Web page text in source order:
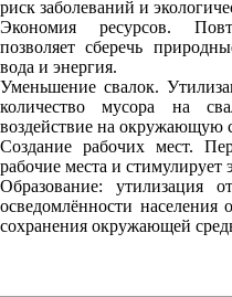
риск заболеваний и
Экономия ресурсов.
позволяет сберечь
вода и энергия.
Уменьшение свалок.
количество мусора на
воздействие на окружающую
Создание рабочих мест.
рабочие места и стимулирует
Образование: утилизация
осведомлённости
сохранения окружающей